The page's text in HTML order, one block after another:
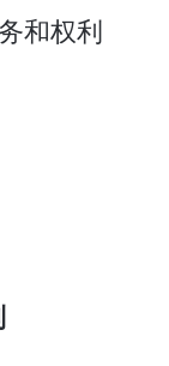
和权利